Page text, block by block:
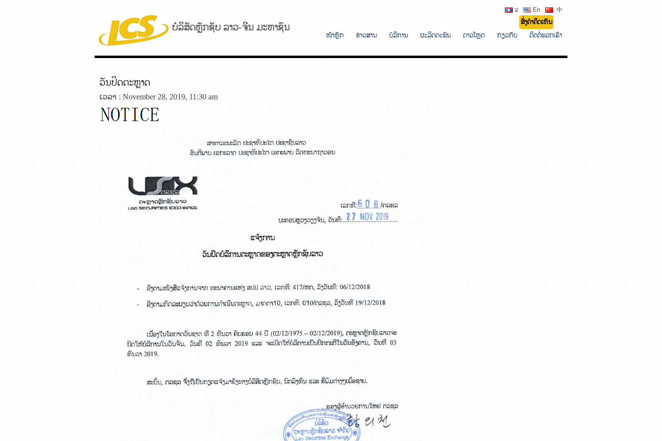
ບໍລິສັດຫຼັກຊັບ ລາວ-ຈີນ ມະຫາຊົນ
ລ En 中
ສົ່ງຄຳຄິດເຫັນ
ໜ້າຫຼັກ ຂ່າວສານ ບໍລິການ ຜະລິດຕະພັນ ດາວໂຫຼດ ກ່ຽວກັບ ຕິດຕໍ່ພວກເຮົາ
ວັນປິດຕະຫຼາດ
ເວລາ : November 28, 2019, 11:30 am